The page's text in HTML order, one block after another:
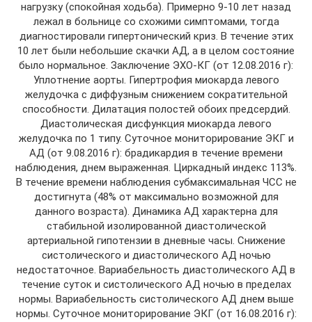
нагрузку (спокойная ходьба). Примерно 9-10 лет назад
лежал в больнице со схожими симптомами, тогда
диагностировали гипертонический криз. В течение этих
10 лет были небольшие скачки АД, а в целом состояние
было нормальное. Заключение ЭХО-КГ (от 12.08.2016 г):
Уплотнение аорты. Гипертрофия миокарда левого
желудочка с диффузным снижением сократительной
способности. Дилатация полостей обоих предсердий.
Диастолическая дисфункция миокарда левого
желудочка по 1 типу. Суточное мониторирование ЭКГ и
АД (от 9.08.2016 г): брадикардия в течение времени
наблюдения, днем выраженная. Циркадный индекс 113%.
В течение времени наблюдения субмаксимальная ЧСС не
достигнута (48% от максимально возможной для
данного возраста). Динамика АД характерна для
стабильной изолированной диастолической
артериальной гипотензии в дневные часы. Снижение
систолического и диастолического АД ночью
недостаточное. Вариабельность диастолического АД в
течение суток и систолического АД ночью в пределах
нормы. Вариабельность систолического АД днем выше
нормы. Суточное мониторирование ЭКГ (от 16.08.2016 г):